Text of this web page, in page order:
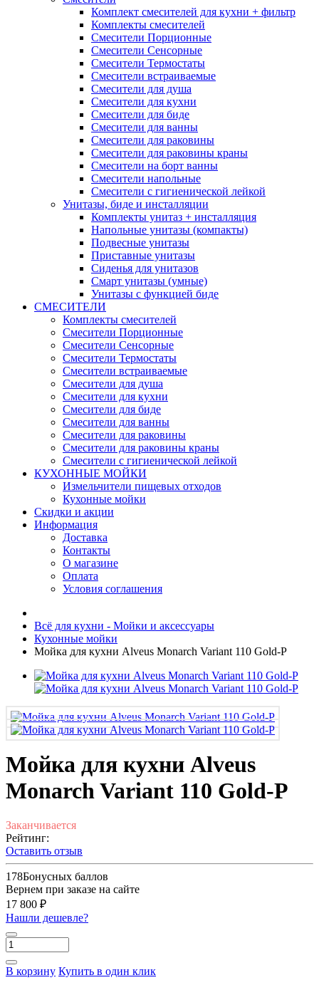
Комплект смесителей для кухни + фильтр
Комплекты смесителей
Смесители Порционные
Смесители Сенсорные
Смесители Термостаты
Смесители встраиваемые
Смесители для душа
Смесители для кухни
Смесители для биде
Смесители для ванны
Смесители для раковины
Смесители для раковины краны
Смесители на борт ванны
Смесители напольные
Смесители с гигиенической лейкой
Унитазы, биде и инсталляции
Комплекты унитаз + инсталляция
Напольные унитазы (компакты)
Подвесные унитазы
Приставные унитазы
Сиденья для унитазов
Смарт унитазы (умные)
Унитазы с функцией биде
СМЕСИТЕЛИ
Комплекты смесителей
Смесители Порционные
Смесители Сенсорные
Смесители Термостаты
Смесители встраиваемые
Смесители для душа
Смесители для кухни
Смесители для биде
Смесители для ванны
Смесители для раковины
Смесители для раковины краны
Смесители с гигиенической лейкой
КУХОННЫЕ МОЙКИ
Измельчители пищевых отходов
Кухонные мойки
Скидки и акции
Информация
Доставка
Контакты
О магазине
Оплата
Условия соглашения
Всё для кухни - Мойки и аксессуары
Кухонные мойки
Мойка для кухни Alveus Monarch Variant 110 Gold-P
Мойка для кухни Alveus
Monarch Variant 110 Gold-P
Заканчивается
Рейтинг:
Оставить отзыв
178Бонусных баллов
Вернем при заказе на сайте
17 800 ₽
Нашли дешевле?
В корзину Купить в один клик